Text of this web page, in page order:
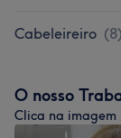
Cabeleireiro (8)
O nosso
Clica na imagem